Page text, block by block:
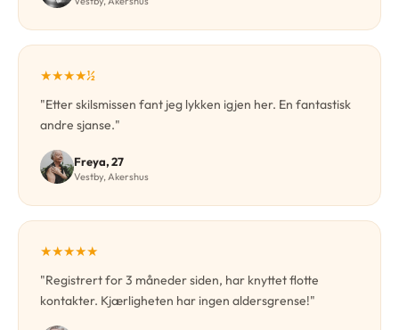
★★★★½
"Etter skilsmissen fant jeg lykken igjen her. En fantastisk
andre sjanse."
Freya, 27
Vestby, Akershus
★★★★★
"Registrert for 3 måneder siden, har knyttet flotte
kontakter. Kjærligheten har ingen aldersgrense!"